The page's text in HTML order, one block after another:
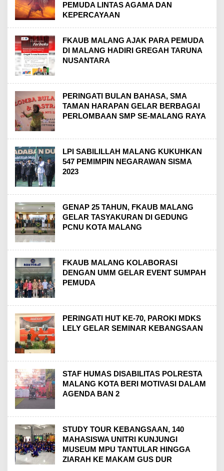
PEMUDA LINTAS AGAMA DAN
KEPERCAYAAN
FKAUB MALANG AJAK PARA PEMUDA
DI MALANG HADIRI GREGAH TARUNA
NUSANTARA
PERINGATI BULAN BAHASA, SMA
TAMAN HARAPAN GELAR BERBAGAI
PERLOMBAAN SMP SE-MALANG RAYA
LPI SABILILLAH MALANG KUKUHKAN
547 PEMIMPIN NEGARAWAN SISMA
2023
GENAP 25 TAHUN, FKAUB MALANG
GELAR TASYAKURAN DI GEDUNG
PCNU KOTA MALANG
FKAUB MALANG KOLABORASI
DENGAN UMM GELAR EVENT SUMPAH
PEMUDA
PERINGATI HUT KE-70, PAROKI MDKS
LELY GELAR SEMINAR KEBANGSAAN
STAF HUMAS DISABILITAS POLRESTA
MALANG KOTA BERI MOTIVASI DALAM
AGENDA BAN 2
STUDY TOUR KEBANGSAAN, 140
MAHASISWA UNITRI KUNJUNGI
MUSEUM MPU TANTULAR HINGGA
ZIARAH KE MAKAM GUS DUR